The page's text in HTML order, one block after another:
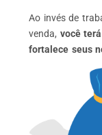
Ao invés de
venda, você
fortalece seus